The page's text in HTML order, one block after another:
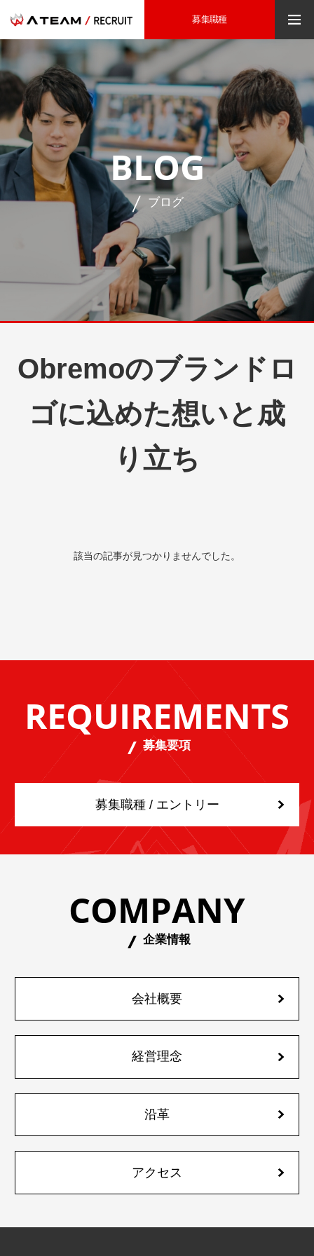
募集職種
BLOG
ブログ
Obremoのブランドロ
ゴに込めた想いと成
り立ち
該当の記事が見つかりませんでした。
REQUIREMENTS
募集要項
募集職種 / エントリー
COMPANY
企業情報
会社概要
経営理念
沿革
アクセス